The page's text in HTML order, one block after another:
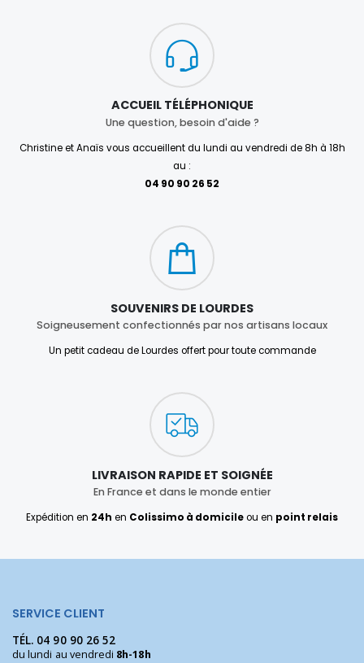
ACCUEIL TÉLÉPHONIQUE
Une question, besoin d'aide ?
Christine et Anaïs vous accueillent du lundi au vendredi de 8h à 18h
au :
04 90 90 26 52
SOUVENIRS DE LOURDES
Soigneusement confectionnés par nos artisans locaux
Un petit cadeau de Lourdes offert pour toute commande
LIVRAISON RAPIDE ET SOIGNÉE
En France et dans le monde entier
Expédition en 24h en Colissimo à domicileou en point relais
SERVICE CLIENT
TÉL. 04 90 90 26 52
du lundi au vendredi 8h-18h